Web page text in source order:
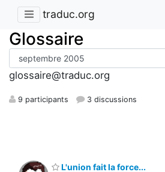
traduc.org
Glossaire
glossaire@traduc.org
9 participants 3 discussions
L'union fait la force...